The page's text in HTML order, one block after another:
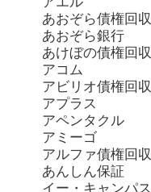
あおぞら債権回収
あおぞら銀行
あけぼの債権回収
アコム
アビリオ債権回収
アプラス
アペンタクル
アミーゴ
アルファ債権回収
あんしん保証
イー・キャンパス